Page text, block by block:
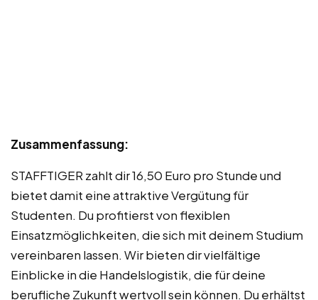
Zusammenfassung:
STAFFTIGER zahlt dir 16,50 Euro pro Stunde und
bietet damit eine attraktive Vergütung für
Studenten. Du profitierst von flexiblen
Einsatzmöglichkeiten, die sich mit deinem Studium
vereinbaren lassen. Wir bieten dir vielfältige
Einblicke in die Handelslogistik, die für deine
berufliche Zukunft wertvoll sein können. Du erhältst